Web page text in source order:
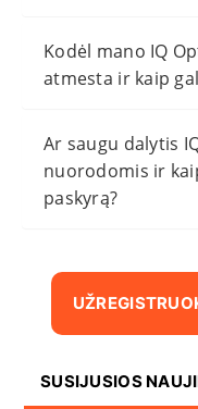
Kodėl mano IQ
atmesta ir kaip
Ar saugu dalytis
nuorodomis ir
paskyrą?
SUSIJUSIOS